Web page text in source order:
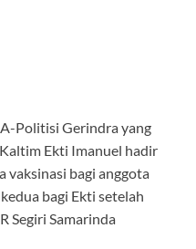
Politisi Gerindra yang
Ekti Imanuel hadir
vaksinasi bagi anggota
bagi Ekti setelah
Segiri Samarinda